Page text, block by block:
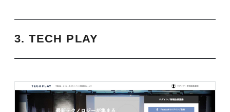
3. TECH PLAY